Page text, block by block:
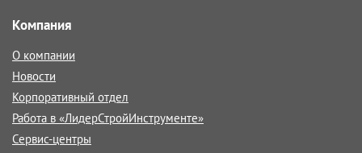
Компания
О компании
Новости
Корпоративный отдел
Работа в «ЛидерСтройИнструменте»
Сервис-центры